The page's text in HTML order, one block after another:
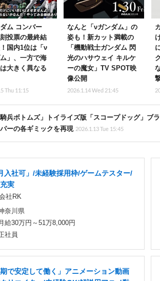
ダム コンバー
投票の最終結
国内1位は「ν
」、一方で海
大きく異なる
Thu 11:15
なんと「νガンダム」の
姿も！新カット満載の
「機動戦士ガンダム 閃
光のハサウェイ キルケ
ーの魔女」TV SPOT映
像公開
2026.1.14 Wed 21:45
騎兵ボトムズ」トイライズ版「スコープドッグ」ブ
パーの各ギミックを再現 2026.1.13 Tue 15:45
入社可」/未経験採用枠/ゲームテスター/
実
社RK
奈川県
給30万円～51万8,000円
社員
期で安定して働く」アニメーション動画